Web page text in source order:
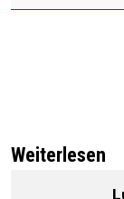
Weiterlesen